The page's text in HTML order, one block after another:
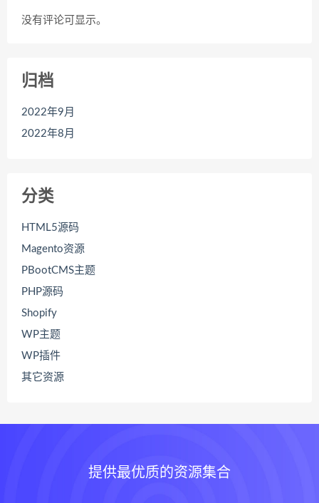
没有评论可显示。
归档
2022年9月
2022年8月
分类
HTML5源码
Magento资源
PBootCMS主题
PHP源码
Shopify
WP主题
WP插件
其它资源
提供最优质的资源集合